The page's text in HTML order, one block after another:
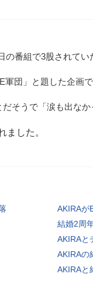
の番組で3股されて
軍団」と題した企画
そうで「涙も出な
ました。
AKIRAが
結婚2周
AKIRAと
AKIRAの
AKIRAと